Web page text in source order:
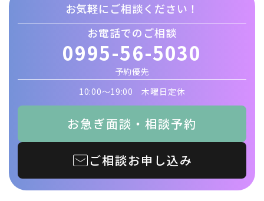
お気軽にご相談ください！
お電話でのご相談
0995-56-5030
予約優先
10:00〜19:00 木曜日定休
お急ぎ面談・相談予約
ご相談お申し込み